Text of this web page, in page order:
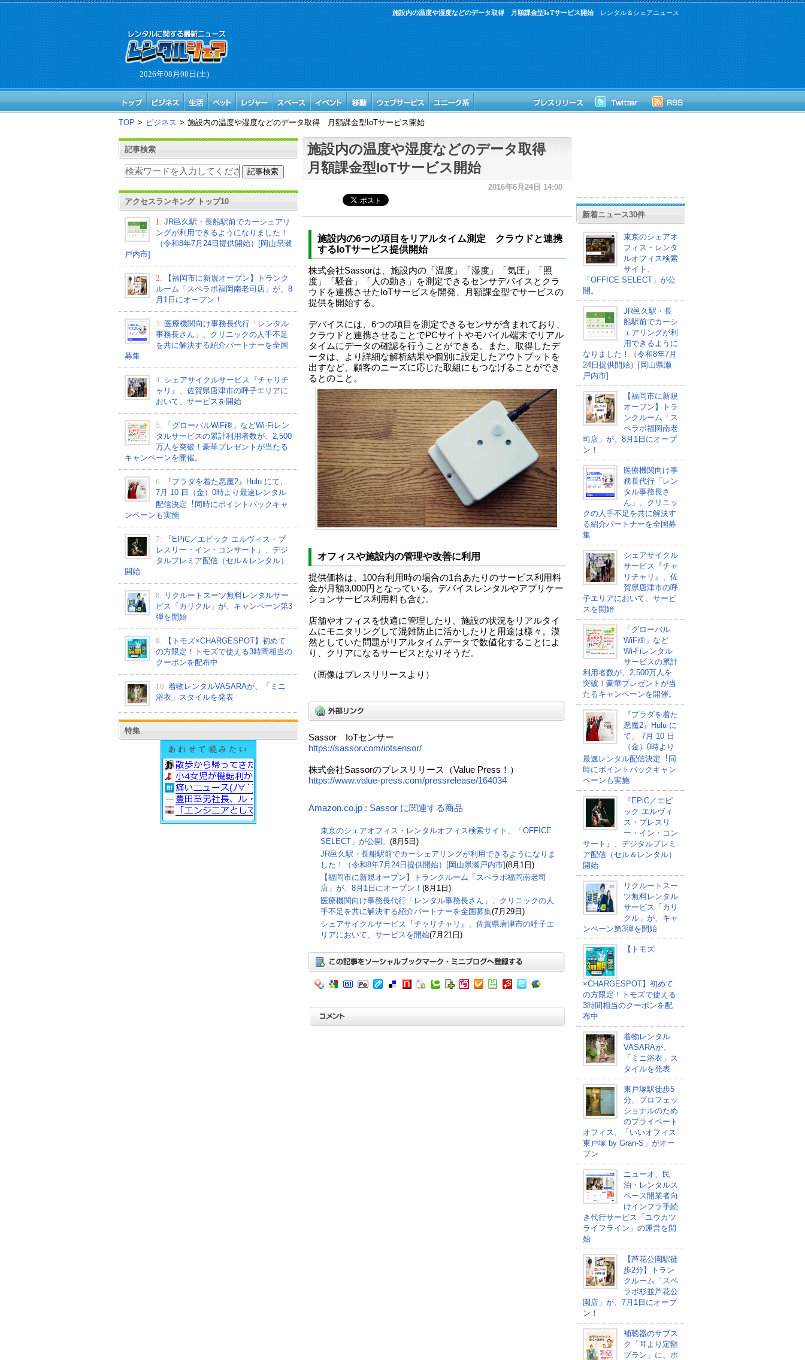
2026年08月08日(土)
レンタル＆シェアニュース
施設内の温度や湿度などのデータ取得 月額課金型IoTサービス開始
TOP > ビジネス > 施設内の温度や湿度などのデータ取得 月額課金型IoTサービス開始
記事検索
アクセスランキング トップ10
1.
JR邑久駅・長船駅前でカーシェアリ
ングが利用できるようになりました！
（令和8年7月24日提供開始）[岡山県瀬
戸内市]
2.
【福岡市に新規オープン】トランク
ルーム「スペラボ福岡南老司店」が、8
月1日にオープン！
3. 医療機関向け事務長代行「レンタル
事務長さん」、クリニックの人手不足
を共に解決する紹介パートナーを全国
募集
4. シェアサイクルサービス『チャリチ
ャリ』、佐賀県唐津市の呼子エリアに
おいて、サービスを開始
5.
「グローバルWiFi®」などWi-Fiレン
タルサービスの累計利用者数が、2,500
万人を突破！豪華プレゼントが当たる
キャンペーンを開催。
6.
『プラダを着た悪魔2』Hulu にて、
7⽉ 10 ⽇（金）0時より最速レンタル
配信決定︕同時にポイントバックキャ
ンペーンも実施
7.
『EPiC／エピック エルヴィス・プ
レスリー・イン・コンサート』、デジ
タルプレミア配信（セル＆レンタル）
開始
8.
リクルートスーツ無料レンタルサー
ビス「カリクル」が、キャンペーン第3
弾を開始
9.
【トモズ×CHARGESPOT】初めて
の方限定！トモズで使える3時間相当の
クーポンを配布中
10. 着物レンタルVASARAが、「ミニ
浴衣」スタイルを発表
特集
施設内の温度や湿度などのデータ取得
月額課金型IoTサービス開始
2016年6月24日 14:00
施設内の6つの項目をリアルタイム測定 クラウドと連携
するIoTサービス提供開始
株式会社Sassorは、施設内の「温度」「湿度」「気圧」「照
度」「騒音」「人の動き」を測定できるセンサデバイスとクラ
ウドを連携させたIoTサービスを開発、月額課金型でサービスの
提供を開始する。
デバイスには、6つの項目を測定できるセンサが含まれており、
クラウドと連携させることでPCサイトやモバイル端末でリアル
タイムにデータの確認を行うことができる。また、取得したデ
ータは、より詳細な解析結果や個別に設定したアウトプットを
出すなど、顧客のニーズに応じた取組にもつなげることができ
るとのこと。
オフィスや施設内の管理や改善に利用
提供価格は、100台利用時の場合の1台あたりのサービス利用料
金が月額3,000円となっている。デバイスレンタルやアプリケー
ションサービス利用料も含む。
店舗やオフィスを快適に管理したり、施設の状況をリアルタイ
ムにモニタリングして混雑防止に活かしたりと用途は様々。漠
然としていた問題がリアルタイムデータで数値化することによ
り、クリアになるサービスとなりそうだ。
（画像はプレスリリースより）
Sassor IoTセンサー
https://sassor.com/iotsensor/
株式会社Sassorのプレスリリース（Value Press！）
https://www.value-press.com/pressrelease/164034
Amazon.co.jp : Sassor に関連する商品
東京のシェアオフィス・レンタルオフィス検索サイト、「OFFICE
SELECT」が公開。 (8月5日)
JR邑久駅・長船駅前でカーシェアリングが利用できるようになりま
した！（令和8年7月24日提供開始）[岡山県瀬戸内市](8月1日)
【福岡市に新規オープン】トランクルーム「スペラボ福岡南老司
店」が、8月1日にオープン！ (8月1日)
医療機関向け事務長代行「レンタル事務長さん」、クリニックの人
手不足を共に解決する紹介パートナーを全国募集(7月29日)
シェアサイクルサービス『チャリチャリ』、佐賀県唐津市の呼子エ
リアにおいて、サービスを開始(7月21日)
新着ニュース30件
東京のシェアオ
フィス・レンタ
ルオフィス検索
サイト、
「OFFICE SELECT」が公
開。
JR邑久駅・長
船駅前でカーシ
ェアリングが利
用できるように
なりました！（令和8年7月
24日提供開始）[岡山県瀬
戸内市]
【福岡市に新規
オープン】トラ
ンクルーム「ス
ペラボ福岡南老
司店」が、8月1日にオープ
ン！
医療機関向け事
務長代行「レン
タル事務長さ
ん」、クリニッ
クの人手不足を共に解決す
る紹介パートナーを全国募
集
シェアサイクル
サービス『チャ
リチャリ』、佐
賀県唐津市の呼
子エリアにおいて、サービ
スを開始
「グローバル
WiFi®」など
Wi-Fiレンタル
サービスの累計
利用者数が、2,500万人を
突破！豪華プレゼントが当
たるキャンペーンを開催。
『プラダを着た
悪魔2』Hulu に
て、 7⽉ 10 ⽇
（金）0時より
最速レンタル配信決定︕同
時にポイントバックキャン
ペーンも実施
『EPiC／エピ
ック エルヴィ
ス・プレスリ
ー・イン・コン
サート』、デジタルプレミ
ア配信（セル＆レンタル）
開始
リクルートスー
ツ無料レンタル
サービス「カリ
クル」が、キャ
ンペーン第3弾を開始
【トモズ
×CHARGESPOT】初めて
の方限定！トモズで使える
3時間相当のクーポンを配
布中
着物レンタル
VASARAが、
「ミニ浴衣」ス
タイルを発表
東戸塚駅徒歩5
分、プロフェッ
ショナルのため
のプライベート
オフィス、「いいオフィス
東戸塚 by Gran-S」がオー
プン
ニューオ、民
泊・レンタルス
ペース開業者向
けインフラ手続
き代行サービス「ユウカツ
ライフライン」の運営を開
始
【芦花公園駅徒
歩2分】トラン
クルーム「スペ
ラボ杉並芦花公
園店」が、7月1日にオープ
ン！
補聴器のサブス
ク「耳より定額
プラン」に、ポ